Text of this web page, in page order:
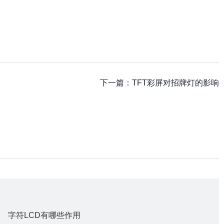
下一篇： TFT彩屏对招牌灯的影响
字符LCD有哪些作用